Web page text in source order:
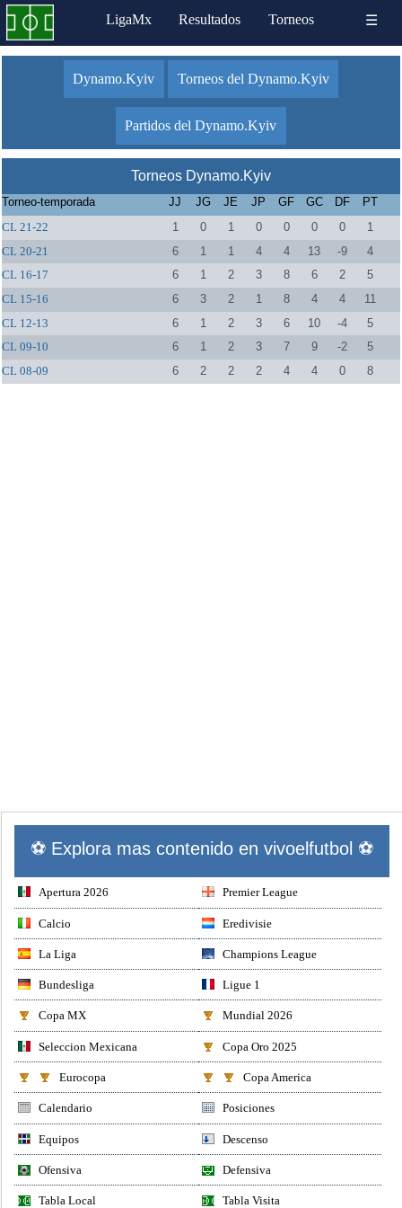
LigaMx Resultados Torneos ☰
Dynamo.Kyiv Torneos del Dynamo.Kyiv
Partidos del Dynamo.Kyiv
Torneos Dynamo.Kyiv
Torneo-temporada JJ JG JE JP GF GC DF
PT
CL 21-22
1 0 1 0 0 0 0
1
CL 20-21
6 1 1 4 4 13 -9
4
CL 16-17
6 1 2 3 8 6 2
5
CL 15-16
6 3 2 1 8 4 4
11
CL 12-13
6 1 2 3 6 10 -4
5
CL 09-10
6 1 2 3 7 9 -2
5
CL 08-09
6 2 2 2 4 4 0 8
⚽ Explora mas contenido en vivoelfutbol ⚽
Apertura 2026 Premier League
Calcio Eredivisie
La Liga Champions League
Bundesliga Ligue 1
Copa MX Mundial 2026
Seleccion Mexicana Copa Oro 2025
Eurocopa Copa America
Calendario Posiciones
Equipos Descenso
Ofensiva Defensiva
Tabla Local Tabla Visita